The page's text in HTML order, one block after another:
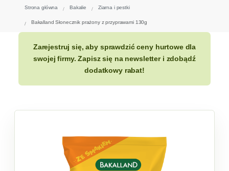
Strona główna Bakalie Ziarna i pestki
Bakalland Słonecznik prażony z przyprawami 130g
Zarejestruj się, aby sprawdzić ceny hurtowe dla
swojej firmy. Zapisz się na newsletter i zdobądź
dodatkowy rabat!